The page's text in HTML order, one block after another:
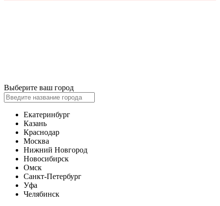
Выберите ваш город
Екатеринбург
Казань
Краснодар
Москва
Нижний Новгород
Новосибирск
Омск
Санкт-Петербург
Уфа
Челябинск